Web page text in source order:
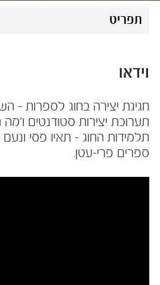
תפריט
וידאו
חגיגת יצירה בחוג לספרות -
תערוכת יצירות סטודנטים
תלמידות החוג - תאיו פסי
ספרים פרי-עטן.​